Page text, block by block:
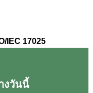
IEC 17025
งวันนี้